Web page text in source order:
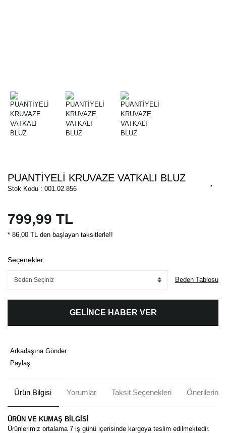
PUANTİYELİ KRUVAZE VATKALI BLUZ
Stok Kodu : 001.02.856
799,99 TL
* 86,00 TL den başlayan taksitlerle!!
Seçenekler
Beden Tablosu
GELİNCE HABER VER
Arkadaşına Gönder
Paylaş
Ürün Bilgisi Yorumlar Taksit Seçenekleri Önerileriniz
ÜRÜN VE KUMAŞ BİLGİSİ
Ürünlerimiz ortalama 7 iş günü içerisinde kargoya teslim edilmektedir.